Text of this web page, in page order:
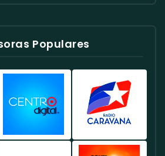
Populares
Radio
Radio